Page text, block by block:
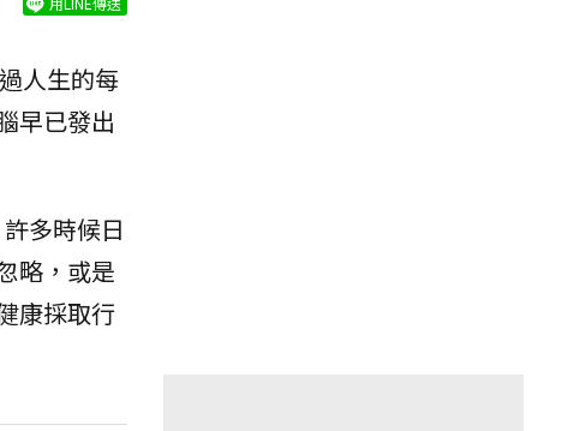
人生的每
早已發出
多時候日
略，或是
康採取行